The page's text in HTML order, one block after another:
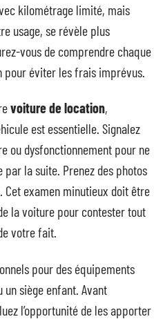
kilométrage limité, mais
usage, se révèle plus
vous de comprendre chaque
pour éviter les frais imprévus.
voiture de location,
est essentielle. Signalez
ou dysfonctionnement pour ne
la suite. Prenez des photos
Cet examen minutieux doit être
la voiture pour contester tout
votre fait.
pour des équipements
un siège enfant. Avant
l’opportunité de les apporter